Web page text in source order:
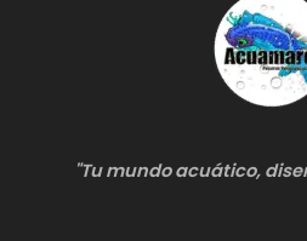
"Tu mundo acuático,